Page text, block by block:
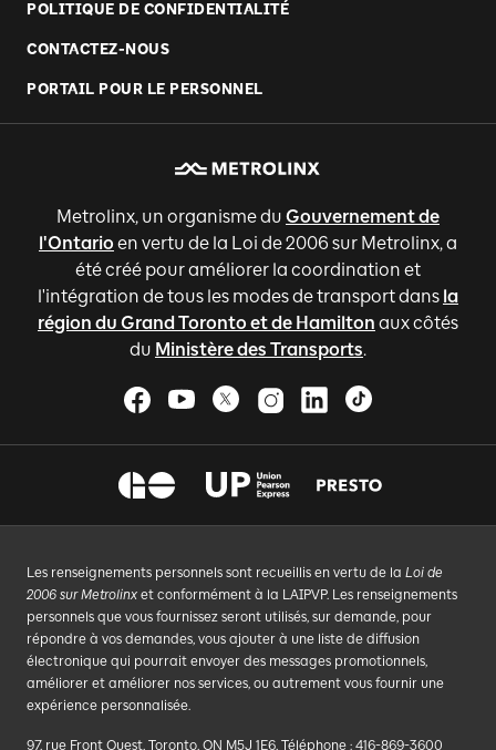
POLITIQUE DE CONFIDENTIALITÉ
CONTACTEZ-NOUS
PORTAIL POUR LE PERSONNEL
Metrolinx, un organisme du Gouvernement de
l'Ontario en vertu de la Loi de 2006 sur Metrolinx, a
été créé pour améliorer la coordination et
l'intégration de tous les modes de transport dans la
région du Grand Toronto et de Hamilton aux côtés
du Ministère des Transports.
Les renseignements personnels sont recueillis en vertu de la Loi de
2006 sur Metrolinx et conformément à la LAIPVP. Les renseignements
personnels que vous fournissez seront utilisés, sur demande, pour
répondre à vos demandes, vous ajouter à une liste de diffusion
électronique qui pourrait envoyer des messages promotionnels,
améliorer et améliorer nos services, ou autrement vous fournir une
expérience personnalisée.
97, rue Front Ouest, Toronto, ON M5J 1E6, Téléphone : 416-869-3600